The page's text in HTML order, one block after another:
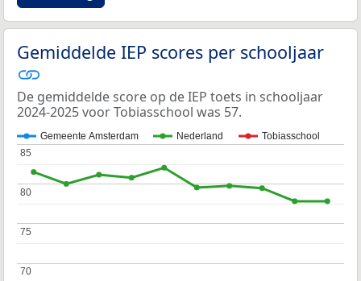
Gemiddelde IEP scores per schooljaar
De gemiddelde score op de IEP toets in schooljaar
2024-2025 voor Tobiasschool was 57.
Gemeente Amsterdam Nederland Tobiasschool
70
70
75
75
80
80
85
85